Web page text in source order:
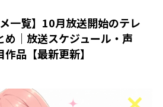
一覧】10月放送開始のテレ
め｜放送スケジュール・声
品【最新更新】